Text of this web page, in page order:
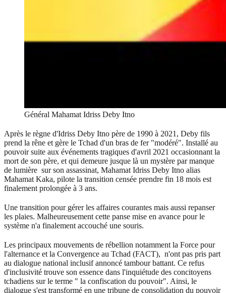
Général Mahamat Idriss Deby Itno
Après le règne d'Idriss Deby Itno père de 1990 à 2021, Deby fils
prend la rêne et gère le Tchad d'un bras de fer "modéré". Installé au
pouvoir suite aux événements tragiques d'avril 2021 occasionnant la
mort de son père, et qui demeure jusque là un mystère par manque
de lumière sur son assassinat, Mahamat Idriss Deby Itno alias
Mahamat Kaka, pilote la transition censée prendre fin 18 mois est
finalement prolongée à 3 ans.
Une transition pour gérer les affaires courantes mais aussi repanser
les plaies. Malheureusement cette panse mise en avance pour le
système n'a finalement accouché une souris.
Les principaux mouvements de rébellion notamment la Force pour
l'alternance et la Convergence au Tchad (FACT), n'ont pas pris part
au dialogue national inclusif annoncé tambour battant. Ce refus
d'inclusivité trouve son essence dans l'inquiétude des concitoyens
tchadiens sur le terme " la confiscation du pouvoir". Ainsi, le
dialogue s'est transformé en une tribune de consolidation du pouvoir